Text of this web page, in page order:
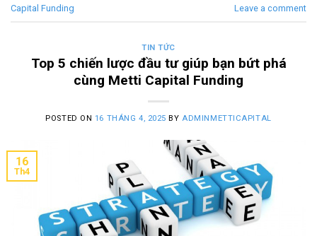
Capital Funding
Leave a comment
TIN TỨC
Top 5 chiến lược đầu tư giúp bạn bứt phá
cùng Metti Capital Funding
POSTED ON 16 THÁNG 4, 2025 BYADMINMETTICAPITAL
16
Th4